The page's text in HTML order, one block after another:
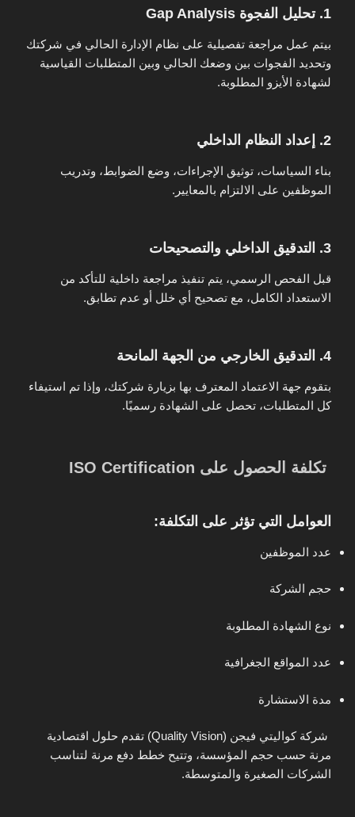
1. تحليل الفجوة Gap Analysis
بيتم عمل مراجعة تفصيلية على نظام الإدارة الحالي في شركتك
وتحديد الفجوات بين وضعك الحالي وبين المتطلبات القياسية
لشهادة الأيزو المطلوبة.
2. إعداد النظام الداخلي
بناء السياسات، توثيق الإجراءات، وضع الضوابط، وتدريب
الموظفين على الالتزام بالمعايير.
3. التدقيق الداخلي والتصحيحات
قبل الفحص الرسمي، يتم تنفيذ مراجعة داخلية للتأكد من
الاستعداد الكامل، مع تصحيح أي خلل أو عدم تطابق.
4. التدقيق الخارجي من الجهة المانحة
بتقوم جهة الاعتماد المعترف بها بزيارة شركتك، وإذا تم استيفاء
كل المتطلبات، تحصل على الشهادة رسميًا.
تكلفة الحصول على ISO Certification
العوامل التي تؤثر على التكلفة:
عدد الموظفين
حجم الشركة
نوع الشهادة المطلوبة
عدد المواقع الجغرافية
مدة الاستشارة
شركةكواليتي فيجن (Quality Vision)
تقدم حلول اقتصادية
مرنة حسب حجم المؤسسة، وتتيح خطط دفع مرنة لتناسب
الشركات الصغيرة والمتوسطة.